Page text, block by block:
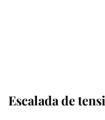
Escalada de